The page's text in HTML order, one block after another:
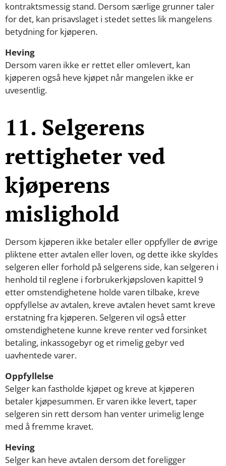
kontraktsmessig stand. Dersom særlige grunner taler
for det, kan prisavslaget i stedet settes lik mangelens
betydning for kjøperen.
Heving
Dersom varen ikke er rettet eller omlevert, kan
kjøperen også heve kjøpet når mangelen ikke er
uvesentlig.
11. Selgerens
rettigheter ved
kjøperens
mislighold
Dersom kjøperen ikke betaler eller oppfyller de øvrige
pliktene etter avtalen eller loven, og dette ikke skyldes
selgeren eller forhold på selgerens side, kan selgeren i
henhold til reglene i forbrukerkjøpsloven kapittel 9
etter omstendighetene holde varen tilbake, kreve
oppfyllelse av avtalen, kreve avtalen hevet samt kreve
erstatning fra kjøperen. Selgeren vil også etter
omstendighetene kunne kreve renter ved forsinket
betaling, inkassogebyr og et rimelig gebyr ved
uavhentede varer.
Oppfyllelse
Selger kan fastholde kjøpet og kreve at kjøperen
betaler kjøpesummen. Er varen ikke levert, taper
selgeren sin rett dersom han venter urimelig lenge
med å fremme kravet.
Heving
Selger kan heve avtalen dersom det foreligger